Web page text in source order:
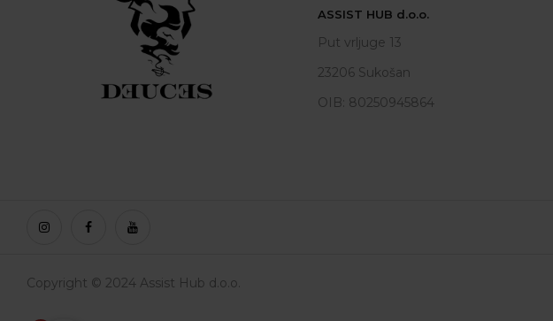
ASSIST HUB d.o.o.
Put vrljuge 13
23206 Sukošan
OIB: 80250945864
Copyright © 2024 Assist Hub d.o.o.